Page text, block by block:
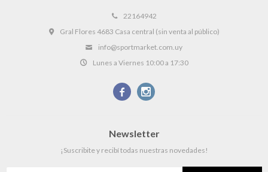
22164942
Gral Flores 4683 Casa central (sin venta al público)
info@sportmarket.com.uy
Lunes a Viernes 10:00 a 17:30
 
Newsletter
¡Suscribite y recibí todas nuestras novedades!